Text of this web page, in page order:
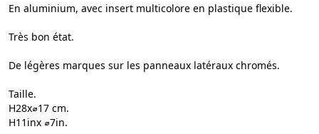
En aluminium, avec insert multicolore en plastique flexible.
Très bon état.
De légères marques sur les panneaux latéraux chromés.
Taille.
H28x⌀17 cm.
H11inx ⌀7in.